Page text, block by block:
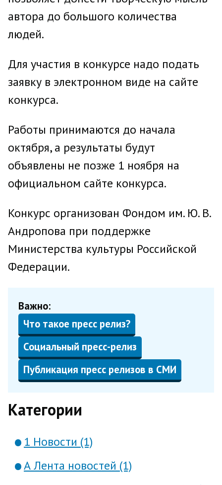
автора до большого количества
людей.
Для участия в конкурсе надо подать
заявку в электронном виде на сайте
конкурса.
Работы принимаются до начала
октября, а результаты будут
объявлены не позже 1 ноября на
официальном сайте конкурса.
Конкурс организован Фондом им. Ю. В.
Андропова при поддержке
Министерства культуры Российской
Федерации.
Важно:
Что такое пресс релиз?
Социальный пресс-релиз
Публикация пресс релизов в СМИ
Категории
1 Новости (1)
А Лента новостей (1)